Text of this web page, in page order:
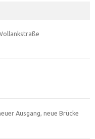
Ausgang, neue Brücke